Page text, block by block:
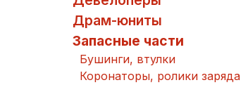
Драм-юниты
Запасные части
Бушинги, втулки
Коронаторы, ролики заряда